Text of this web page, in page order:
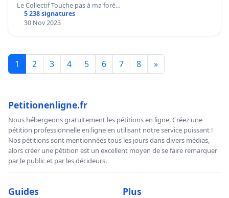
Le Collectif Touche pas à ma forê…
5 238 signatures
30 Nov 2023
1 2 3 4 5 6 7 8 »
Petitionenligne.fr
Nous hébergeons gratuitement les pétitions en ligne. Créez une
pétition professionnelle en ligne en utilisant notre service puissant !
Nos pétitions sont mentionnées tous les jours dans divers médias,
alors créer une pétition est un excellent moyen de se faire remarquer
par le public et par les décideurs.
Guides Plus